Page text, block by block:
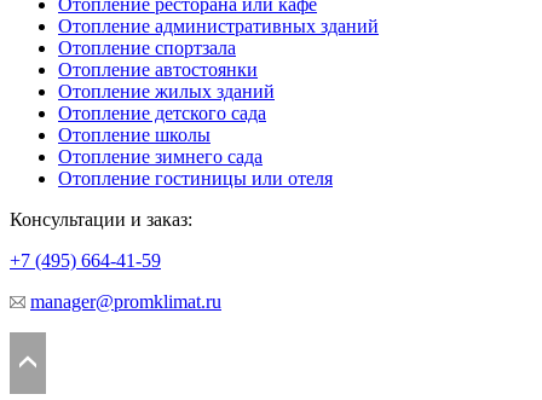
Отопление административных зданий
Отопление спортзала
Отопление автостоянки
Отопление жилых зданий
Отопление детского сада
Отопление школы
Отопление зимнего сада
Отопление гостиницы или отеля
Консультации и заказ:
+7 (495) 664-41-59
manager@promklimat.ru